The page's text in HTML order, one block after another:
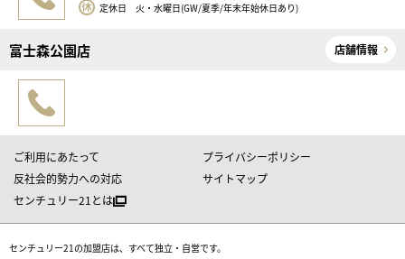
定休日 火・水曜日(GW/夏季/年末年始休日あり)
富士森公園店 店舗情報
ご利用にあたって
プライバシーポリシー
反社会的勢力への対応
サイトマップ
センチュリー21とは
センチュリー21の加盟店は、すべて独立・自営です。